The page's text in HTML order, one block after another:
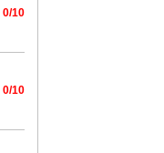
0/10
0/10